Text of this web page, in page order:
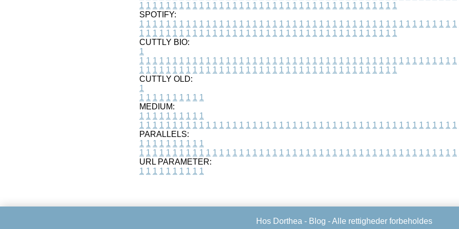
1 1 1 1 1 1 1 1 1 1 1 1 1 1 1 1 1 1 1 1 1 1 1 1 1 1 1 1 1 1 1 1 1 1 1 1 1 1 1
SPOTIFY:
1 1 1 1 1 1 1 1 1 1 1 1 1 1 1 1 1 1 1 1 1 1 1 1 1 1 1 1 1 1 1 1 1 1 1 1 1 1 1 1 1 1 1 1 1 1 1 1
1 1 1 1 1 1 1 1 1 1 1 1 1 1 1 1 1 1 1 1 1 1 1 1 1 1 1 1 1 1 1 1 1 1 1 1 1 1 1
CUTTLY BIO:
1
1 1 1 1 1 1 1 1 1 1 1 1 1 1 1 1 1 1 1 1 1 1 1 1 1 1 1 1 1 1 1 1 1 1 1 1 1 1 1 1 1 1 1 1 1 1 1 1
1 1 1 1 1 1 1 1 1 1 1 1 1 1 1 1 1 1 1 1 1 1 1 1 1 1 1 1 1 1 1 1 1 1 1 1 1 1 1
CUTTLY OLD:
1
1 1 1 1 1 1 1 1 1 1
MEDIUM:
1 1 1 1 1 1 1 1 1 1
1 1 1 1 1 1 1 1 1 1 1 1 1 1 1 1 1 1 1 1 1 1 1 1 1 1 1 1 1 1 1 1 1 1 1 1 1 1 1 1 1 1 1 1 1 1 1 1
PARALLELS:
1 1 1 1 1 1 1 1 1 1
1 1 1 1 1 1 1 1 1 1 1 1 1 1 1 1 1 1 1 1 1 1 1 1 1 1 1 1 1 1 1 1 1 1 1 1 1 1 1 1 1 1 1 1 1 1 1 1
URL PARAMETER:
1 1 1 1 1 1 1 1 1 1
Hos Dorthea - Blog - Alle rettigheder forbeholdes